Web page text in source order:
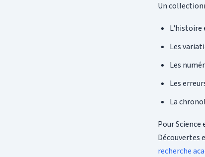
Un
L'histoire
Les
Les
Les
La
Pour Science
Découvertes
recherche